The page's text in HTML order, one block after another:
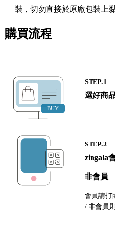
裝，切勿直接於原廠包裝上
購買流程
STEP.1
選好商
STEP.2
zingala
非會員
會員請打
/ 非會員